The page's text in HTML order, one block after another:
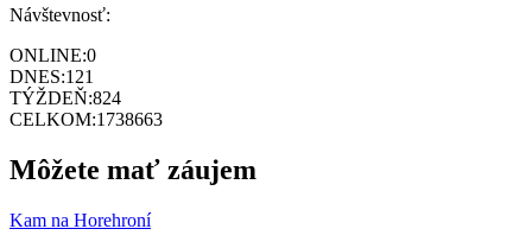
Návštevnosť:
ONLINE:0
DNES:121
TÝŽDEŇ:824
CELKOM:1738663
Môžete mať záujem
Kam na Horehroní